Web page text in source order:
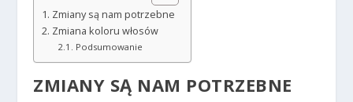
Zmiany są nam potrzebne
Zmiana koloru włosów
Podsumowanie
ZMIANY SĄ NAM POTRZEBNE